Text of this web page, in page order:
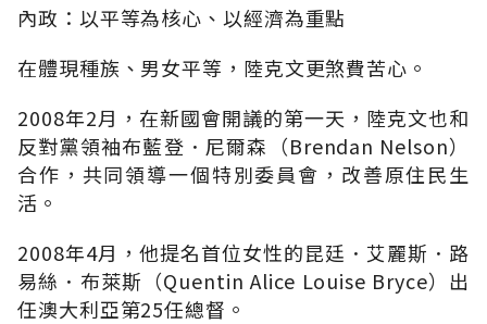
內政：以平等為核心、以經濟為重點
在體現種族、男女平等，陸克文更煞費苦心。
2008年2月，在新國會開議的第一天，陸克文也和
反對黨領袖布藍登．尼爾森（Brendan Nelson）
合作，共同領導一個特別委員會，改善原住民生
活。
2008年4月，他提名首位女性的昆廷．艾麗斯．路
易絲．布萊斯（Quentin Alice Louise Bryce）出
任澳大利亞第25任總督。